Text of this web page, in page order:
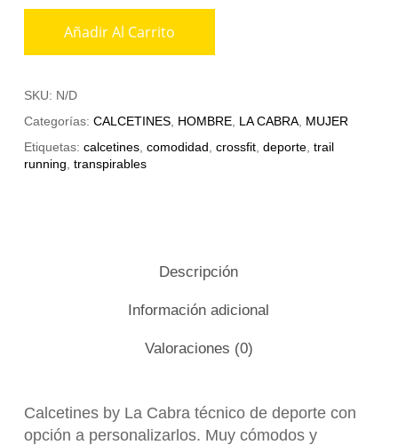
Añadir Al Carrito
SKU: N/D
Categorías: CALCETINES, HOMBRE, LA CABRA, MUJER
Etiquetas: calcetines, comodidad crossfit, deporte, trail
running transpirables
Descripción
Información adicional
Valoraciones (0)
Calcetines by La Cabra técnico de deporte con
opción a personalizarlos. Muy cómodos y